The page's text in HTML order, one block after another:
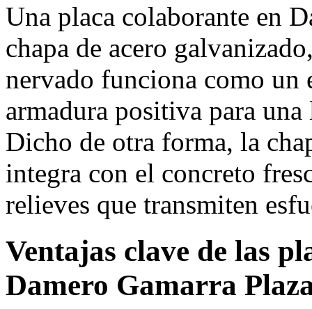
Una placa colaborante en
chapa de acero
nervado funciona como
armadura positiva para
Dicho de otra forma, la
integra con el concreto
relieves que transmiten
Ventajas clave de las
Damero Gamarra